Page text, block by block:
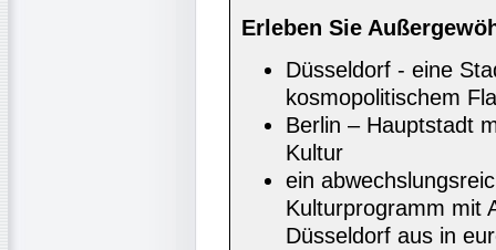
Erleben Sie
Düsseldorf - eine
kosmopolitischem
Berlin – Hauptstadt
Kultur
ein
Kulturprogramm mit
Düsseldorf aus in